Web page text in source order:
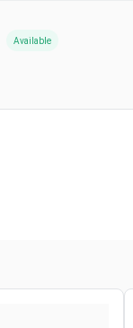
Available